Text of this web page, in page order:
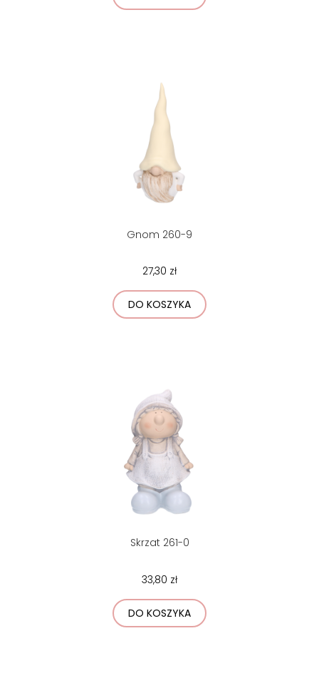
Gnom 260-9
27,30 zł
DO KOSZYKA
Skrzat 261-0
33,80 zł
DO KOSZYKA